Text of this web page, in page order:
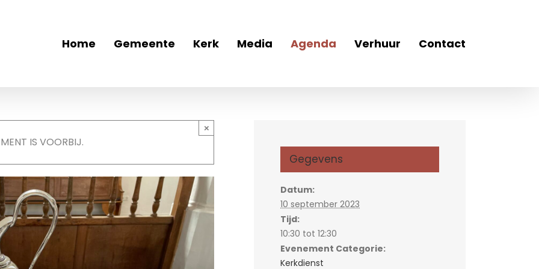
Home Gemeente Kerk Media Agenda Verhuur Contact
IS VOORBIJ.
×
Gegevens
Datum:
10 september 2023
Tijd:
10:30 tot 12:30
Evenement Categorie:
Kerkdienst